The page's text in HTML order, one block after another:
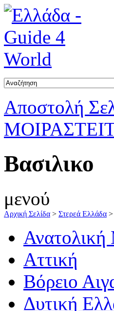
Αποστολή
Βασιλικο
μενού
Αρχική Σελίδα > Στερεά Ελλάδα >
Αττική
Βόρειο
Δυτική